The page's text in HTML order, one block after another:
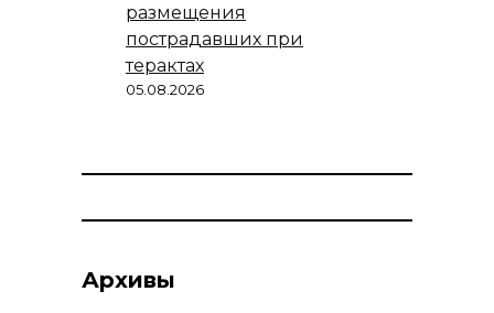
размещения
пострадавших при
терактах
05.08.2026
Архивы